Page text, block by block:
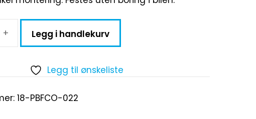
+ Legg i handlekurv
Legg til ønskeliste
18-PBFCO-022